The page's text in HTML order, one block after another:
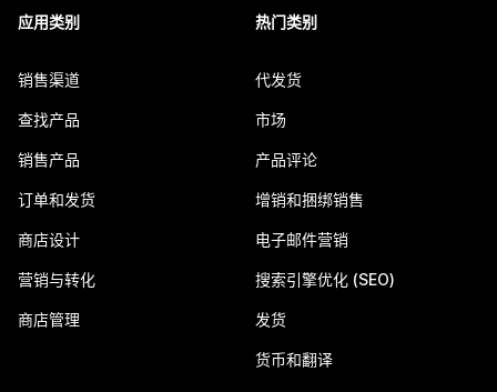
应用类别
销售渠道
查找产品
销售产品
订单和发货
商店设计
营销与转化
商店管理
热门类别
代发货
市场
产品评论
增销和捆绑销售
电子邮件营销
搜索引擎优化 (SEO)
发货
货币和翻译